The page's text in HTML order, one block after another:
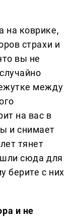
на коврике,
страхи и
вы не
между
на вас в
и снимает
тянет
сюда для
берите с них
и не